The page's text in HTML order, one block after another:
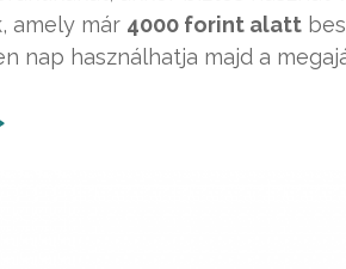
amely már 4000 forint alatt
nap használhatja majd a